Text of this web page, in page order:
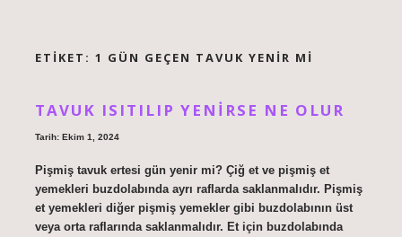
ETIKET: 1 GÜN GEÇEN TAVUK YENIR MI
TAVUK ISITILIP YENIRSE NE OLUR
Tarih: Ekim 1, 2024
Pişmiş tavuk ertesi gün yenir mi? Çiğ et ve pişmiş et
yemekleri buzdolabında ayrı raflarda saklanmalıdır. Pişmiş
et yemekleri diğer pişmiş yemekler gibi buzdolabının üst
veya orta raflarında saklanmalıdır. Et için buzdolabında